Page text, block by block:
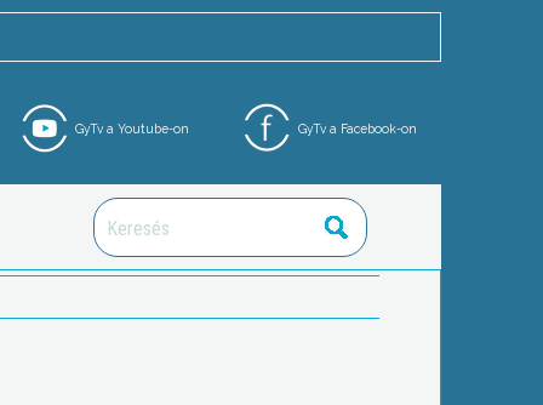
GyTv a Facebook-on
GyTv a Youtube-on